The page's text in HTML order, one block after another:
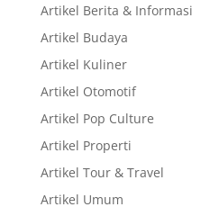
Artikel Berita & Informasi
Artikel Budaya
Artikel Kuliner
Artikel Otomotif
Artikel Pop Culture
Artikel Properti
Artikel Tour & Travel
Artikel Umum